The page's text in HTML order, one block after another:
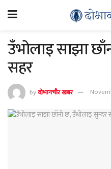
उँभोलाइ साझा
सहर
byदोभानचौर खबर